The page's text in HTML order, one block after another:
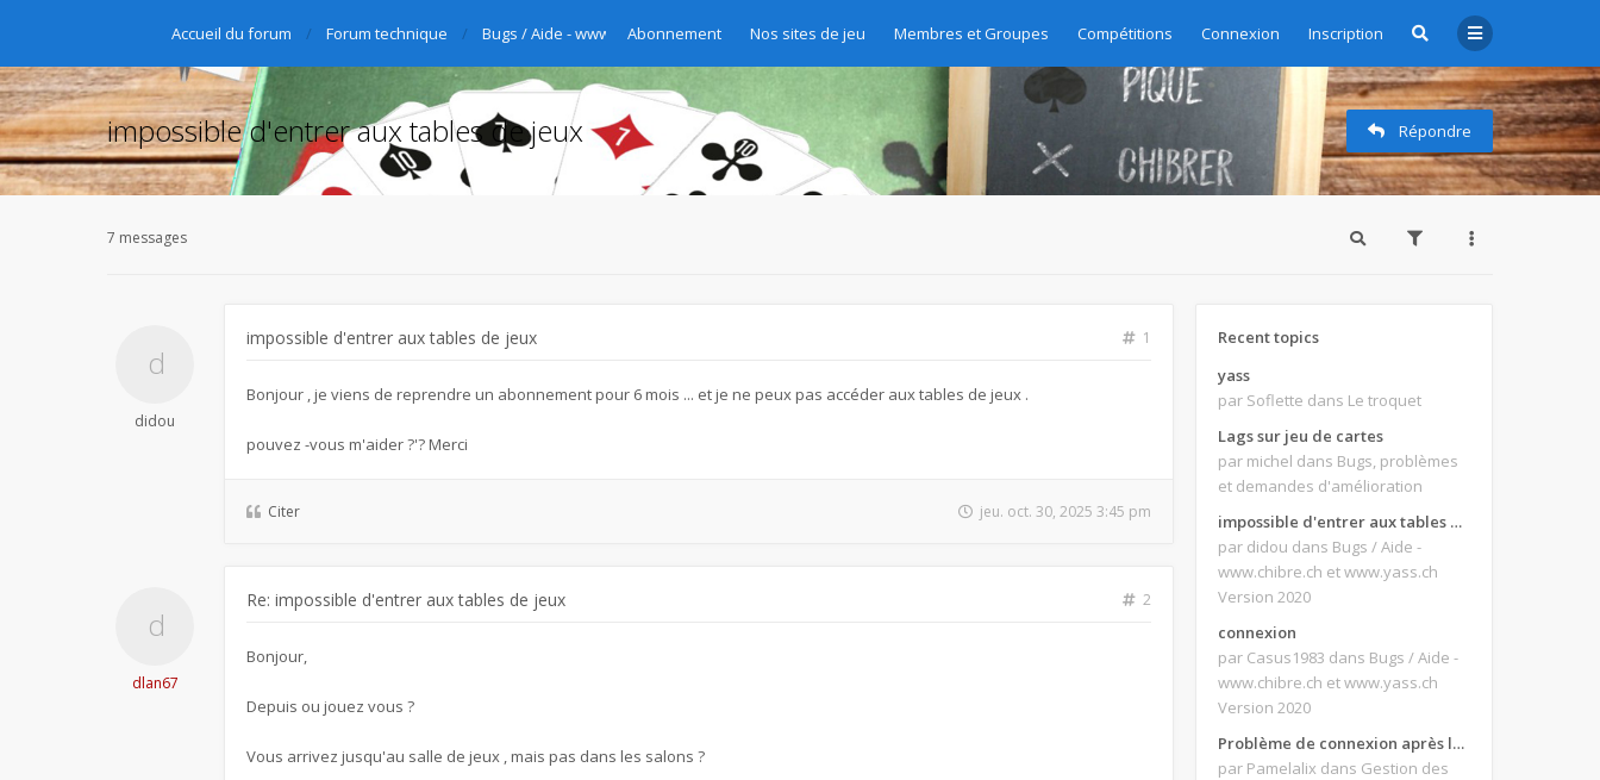
Abonnement Nos sites de jeu Membres et Groupes Compétitions Connexion Inscription
Accueil du forum Forum technique Bugs / Aide - www.chibre.ch et www.yass.ch Version 2020
impossible d'entrer aux tables de jeux Répondre
7 messages
didou
impossible d'entrer aux tables de jeux 1
Bonjour , je viens de reprendre un abonnement pour 6 mois ... et je ne peux pas accéder aux tables de jeux .
pouvez -vous m'aider ?'? Merci
Citer jeu. oct. 30, 2025 3:45 pm
dlan67
Re: impossible d'entrer aux tables de jeux 2
Bonjour,
Depuis ou jouez vous ?
Vous arrivez jusqu'au salle de jeux , mais pas dans les salons ?
Recent topics
yass
par Soflette dans Le troquet
Lags sur jeu de cartes
par michel dans Bugs, problèmes
et demandes d'amélioration
impossible d'entrer aux tables de jeux
par didou dans Bugs / Aide -
www.chibre.ch et www.yass.ch
Version 2020
connexion
par Casus1983 dans Bugs / Aide -
www.chibre.ch et www.yass.ch
Version 2020
Problème de connexion après le changement d'adresse e-mail.
par Pamelalix dans Gestion des